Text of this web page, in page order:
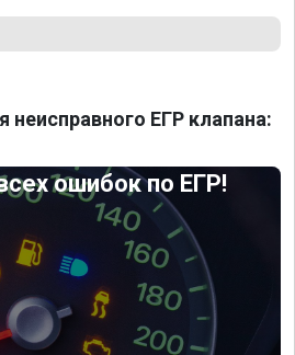
ЕГР клапана:
ошибок по ЕГР!